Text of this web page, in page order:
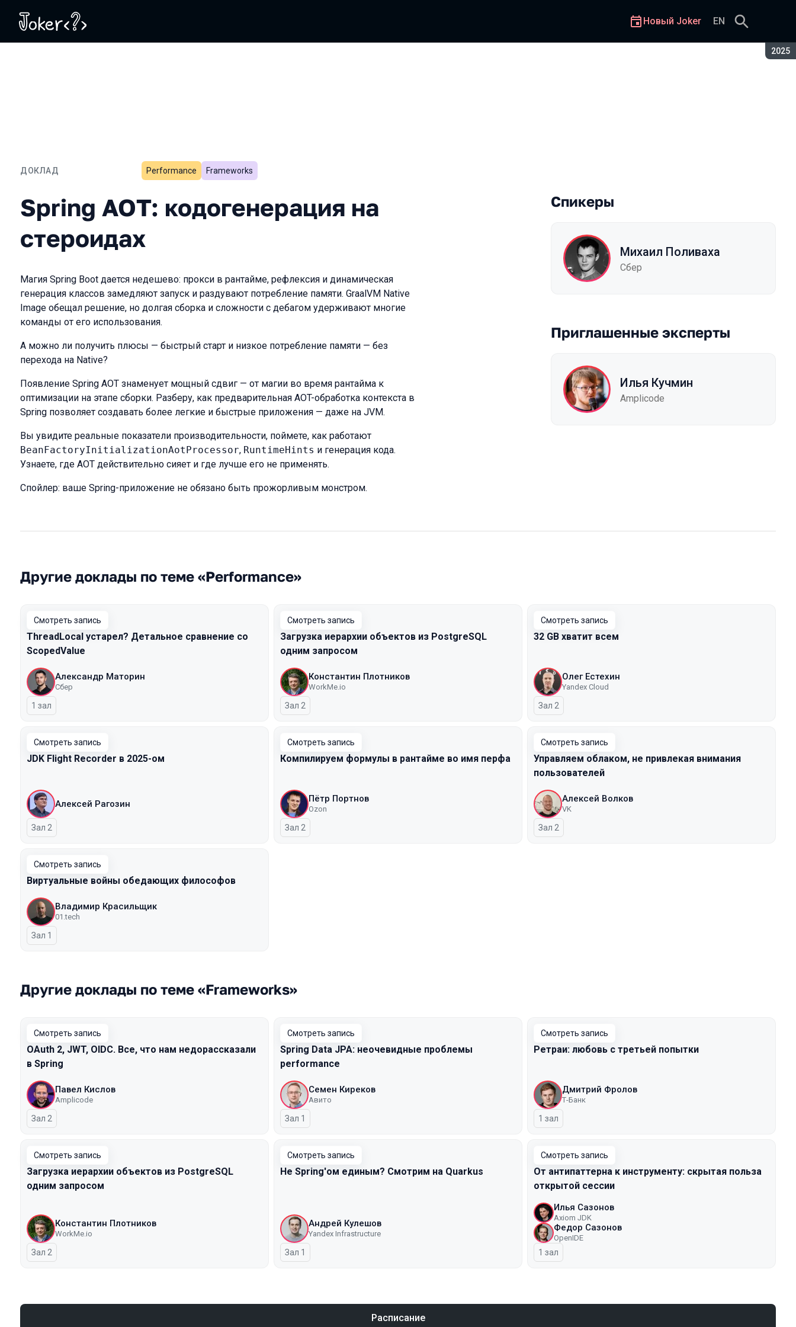
2025
Новый Joker EN
ДОКЛАД
Spring AOT: кодогенерация на стероидах
Performance Frameworks
Spring AOT: кодогенерация на
стероидах
Магия Spring Boot дается недешево: прокси в рантайме, рефлексия и динамическая
генерация классов замедляют запуск и раздувают потребление памяти. GraalVM Native
Image обещал решение, но долгая сборка и сложности с дебагом удерживают многие
команды от его использования.
А можно ли получить плюсы — быстрый старт и низкое потребление памяти — без
перехода на Native?
Появление Spring AOT знаменует мощный сдвиг — от магии во время рантайма к
оптимизации на этапе сборки. Разберу, как предварительная AOT-обработка контекста в
Spring позволяет создавать более легкие и быстрые приложения — даже на JVM.
Вы увидите реальные показатели производительности, поймете, как работают
BeanFactoryInitializationAotProcessor, RuntimeHints и генерация кода.
Узнаете, где AOT действительно сияет и где лучше его не применять.
Спойлер: ваше Spring-приложение не обязано быть прожорливым монстром.
Спикеры
Михаил Поливаха
Сбер
Приглашенные эксперты
Илья Кучмин
Amplicode
Другие доклады по теме «Performance»
Смотреть запись
ThreadLocal устарел? Детальное сравнение со
ScopedValue
Александр Маторин
Сбер
1 зал
Смотреть запись
Загрузка иерархии объектов из PostgreSQL
одним запросом
Константин Плотников
WorkMe.io
Зал 2
Смотреть запись
32 GB хватит всем
Олег Естехин
Yandex Cloud
Зал 2
Смотреть запись
JDK Flight Recorder в 2025-ом
Алексей Рагозин
Зал 2
Смотреть запись
Компилируем формулы в рантайме во имя перфа
Пётр Портнов
Ozon
Зал 2
Смотреть запись
Управляем облаком, не привлекая внимания
пользователей
Алексей Волков
VK
Зал 2
Смотреть запись
Виртуальные войны обедающих философов
Владимир Красильщик
01.tech
Зал 1
Другие доклады по теме «Frameworks»
Смотреть запись
OAuth 2, JWT, OIDC. Все, что нам недорассказали
в Spring
Павел Кислов
Amplicode
Зал 2
Смотреть запись
Spring Data JPA: неочевидные проблемы
performance
Семен Киреков
Авито
Зал 1
Смотреть запись
Ретраи: любовь с третьей попытки
Дмитрий Фролов
Т-Банк
1 зал
Смотреть запись
Загрузка иерархии объектов из PostgreSQL
одним запросом
Константин Плотников
WorkMe.io
Зал 2
Смотреть запись
Не Spring'ом единым? Смотрим на Quarkus
Андрей Кулешов
Yandex Infrastructure
Зал 1
Смотреть запись
От антипаттерна к инструменту: скрытая польза
открытой сессии
Илья Сазонов
Axiom JDK
Федор Сазонов
OpenIDE
1 зал
Расписание